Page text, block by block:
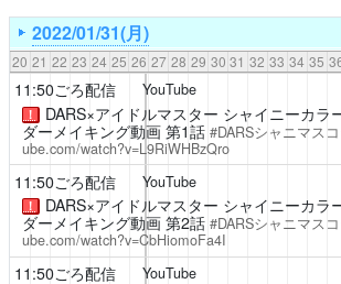
2022/01/31(月)
20 21 22 23 24 25 26 27 28 29 30 31 32 33 34 35
11:50ごろ配信 YouTube
！
DARS×アイドルマスター シャイニーカラ
ダーメイキング動画 第1話 #DARSシャニマス
ube.com/watch?v=L9RiWHBzQro
11:50ごろ配信 YouTube
！
DARS×アイドルマスター シャイニーカラ
ダーメイキング動画 第2話 #DARSシャニマス
ube.com/watch?v=CbHiomoFa4I
11:50ごろ配信 YouTube